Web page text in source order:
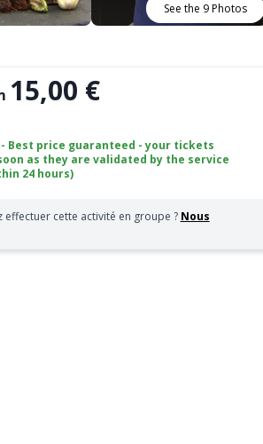
See the 9 Photos
15,00 €
Best price guaranteed - your tickets
as they are validated by the service
24 hours)
effectuer cette activité en groupe ? Nous